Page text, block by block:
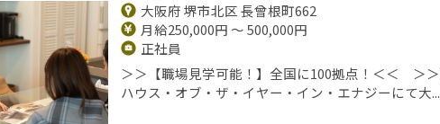
大阪府 堺市北区 長曾根町662
月給250,000円 ～ 500,000円
正社員
＞＞【職場見学可能！】全国に100拠点！＜＜ ＞
ハウス・オブ・ザ・イヤー・イン・エナジーにて大...